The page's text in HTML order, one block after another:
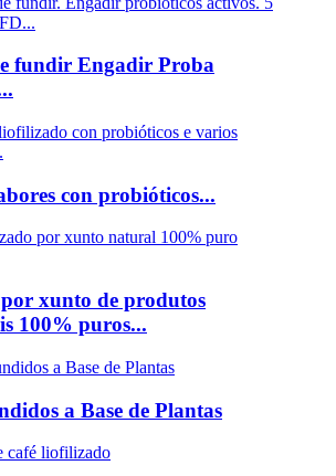
fundir Engadir Proba
con probióticos...
xunto de produtos
100% puros...
a Base de Plantas